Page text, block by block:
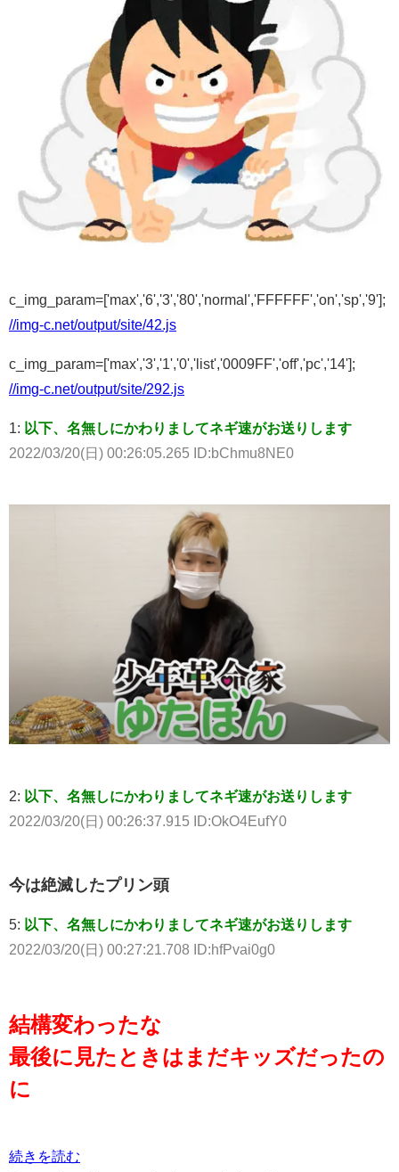
c_img_param=['max','6','3','80','normal','FFFFFF','on','sp','9'];
//img-c.net/output/site/42.js
c_img_param=['max','3','1','0','list','0009FF','off','pc','14'];
//img-c.net/output/site/292.js
1: 以下、名無しにかわりましてネギ速がお送りします
2022/03/20(日) 00:26:05.265 ID:bChmu8NE0
2: 以下、名無しにかわりましてネギ速がお送りします
2022/03/20(日) 00:26:37.915 ID:OkO4EufY0
今は絶滅したプリン頭
5: 以下、名無しにかわりましてネギ速がお送りします
2022/03/20(日) 00:27:21.708 ID:hfPvai0g0
結構変わったな
最後に見たときはまだキッズだったの
に
続きを読む